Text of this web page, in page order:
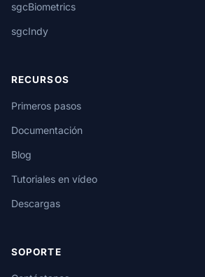
sgcBiometrics
sgcIndy
RECURSOS
Primeros pasos
Documentación
Blog
Tutoriales en vídeo
Descargas
SOPORTE